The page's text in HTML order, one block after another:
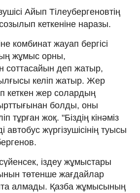
Айып Тілеубергеновтің
кеткеніне наразы.
комбинат жауап бергісі
жұмыс орны,
соттасайын деп жатыр,
келіп жатыр. Жер
кеткен жер солардың
болды, оны
тұрған жоқ. "Біздің кінәміз
автобус жүргізушісінің туысы
іздеу жұмыстары
төтенше жағдайлар
алмады. Қазба жұмысының